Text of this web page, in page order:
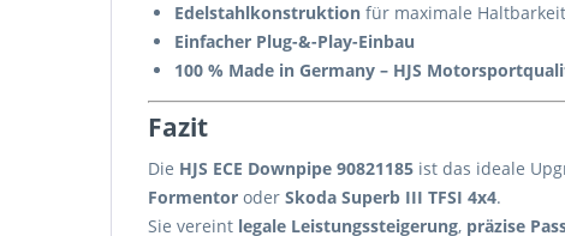
Edelstahlkonstruktion für maximale
Einfacher Plug-&-Play-Einbau
100 % Made in Germany – HJS
Fazit
Die HJS ECE Downpipe 90821185 ist das ideale
Formentor oder Skoda Superb III TFSI 4x4.
Sie vereint legale Leistungssteigerung, präzise